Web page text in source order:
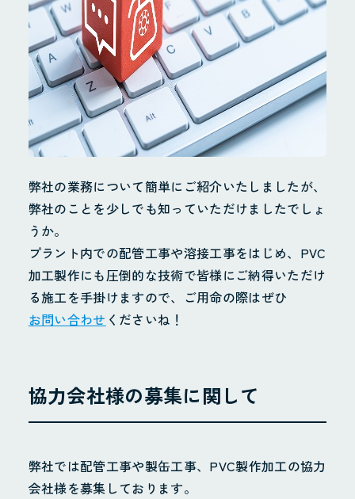
業務案内
配管工事
配管製造
その他
施工実績
採用情報
採用サイト
お問合せ
個人情報保護方針
弊社の業務について簡単にご紹介いたしましたが、
弊社のことを少しでも知っていただけましたでしょ
うか。
プラント内での配管工事や溶接工事をはじめ、PVC
加工製作にも圧倒的な技術で皆様にご納得いただけ
る施工を手掛けますので、ご用命の際はぜひ
お問い合わせ くださいね！
協力会社様の募集に関して
弊社では配管工事や製缶工事、PVC製作加工の協力
会社様を募集しております。